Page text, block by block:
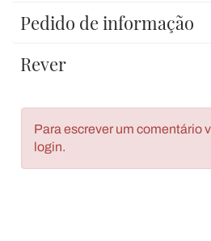
Pedido de informação
Rever
Para escrever um comentário
login.